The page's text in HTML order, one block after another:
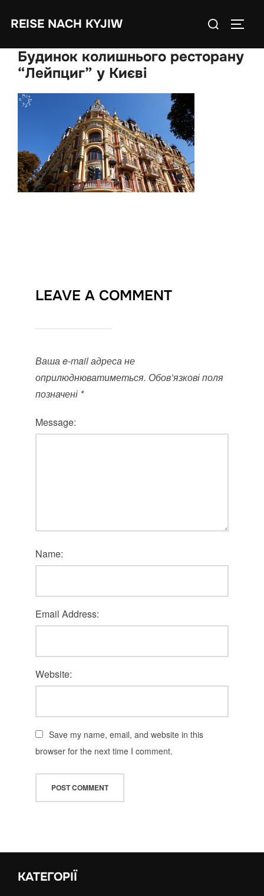
REISE NACH KYJIW
Search
Будинок колишнього ресторану
“Лейпциг” у Києві
LEAVE A COMMENT
Ваша e-mail адреса не
оприлюднюватиметься. Обов’язкові поля
позначені *
Message:
Name:
Email Address:
Website:
Save my name, email, and website in this
browser for the next time I comment.
КАТЕГОРІЇ